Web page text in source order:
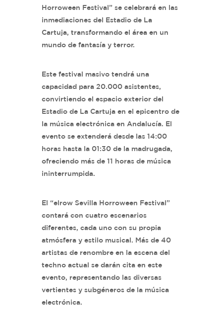
Horroween Festival” se celebrará en las
inmediaciones del Estadio de La
Cartuja, transformando el área en un
mundo de fantasía y terror.
Este festival masivo tendrá una
capacidad para 20.000 asistentes,
convirtiendo el espacio exterior del
Estadio de La Cartuja en el epicentro de
la música electrónica en Andalucía. El
evento se extenderá desde las 14:00
horas hasta la 01:30 de la madrugada,
ofreciendo más de 11 horas de música
ininterrumpida.
El “elrow Sevilla Horroween Festival”
contará con cuatro escenarios
diferentes, cada uno con su propia
atmósfera y estilo musical. Más de 40
artistas de renombre en la escena del
techno actual se darán cita en este
evento, representando las diversas
vertientes y subgéneros de la música
electrónica.